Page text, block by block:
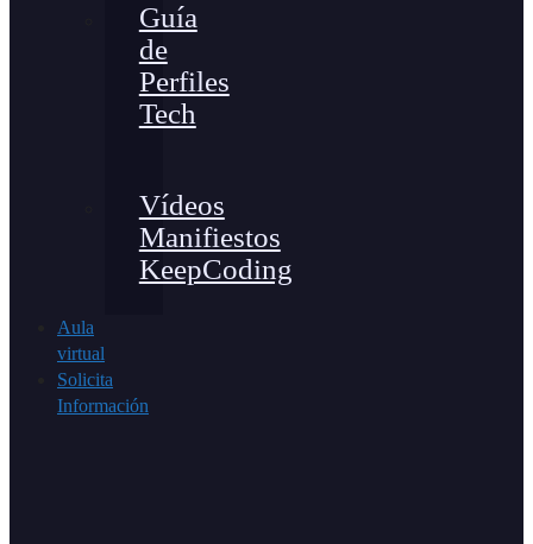
Guía
de
Perfiles
Tech
Vídeos
Manifiestos
KeepCoding
Aula
virtual
Solicita
Información